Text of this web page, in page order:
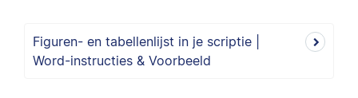
Figuren- en tabellenlijst in je scriptie |
Word-instructies & Voorbeeld